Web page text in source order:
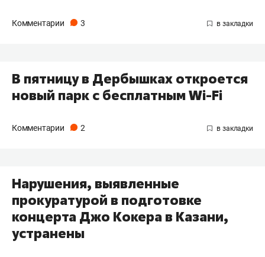
Комментарии 3
В пятницу в Дербышках откроется
новый парк с бесплатным Wi-Fi
Комментарии 2
Нарушения, выявленные
прокуратурой в подготовке
концерта Джо Кокера в Казани,
устранены